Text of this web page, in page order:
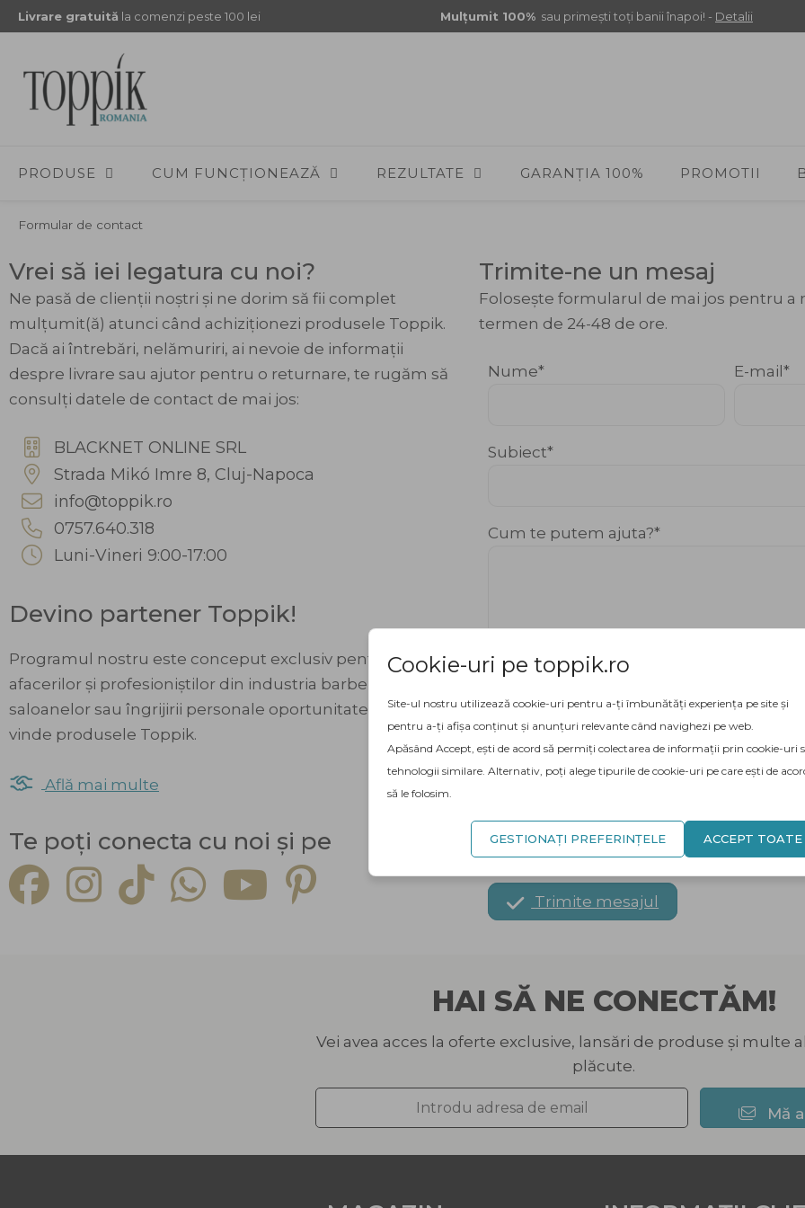
Sari
la
Livrare gratuită la comenzi peste 100 lei Mulţumit 100% sau primeşti toţi banii înapoi! - Detalii
PRODUSE CUM FUNCȚIONEAZĂ REZULTATE GARANȚIA 100% PROMOTII
Formular de contact
Vrei să iei legatura cu noi?
Ne pasă de clienții noștri și ne dorim să fii complet
mulțumit(ă) atunci când achiziționezi produsele Toppik.
Dacă ai întrebări, nelămuriri, ai nevoie de informații
despre livrare sau ajutor pentru o returnare, te rugăm să
consulți datele de contact de mai jos:
BLACKNET ONLINE SRL
Strada Mikó Imre 8, Cluj-Napoca
info@toppik.ro
0757.640.318
Luni-Vineri 9:00-17:00
Devino partener Toppik!
Programul nostru este conceput exclusiv pentru a oferi
afacerilor și profesioniștilor din industria barbershop,
saloanelor sau îngrijirii personale oportunitatea de a
vinde produsele Toppik.
Află mai multe
Te poți conecta cu noi și pe
FacebookInstagram
TikTok YoutubePinterest
Trimite-ne un mesaj
Folosește formularul de mai jos pentru
termen de 24-48 de ore.
Nume E-mail
Subiect
Cum te putem ajuta?
Trimite mesajul
HAI SĂ NE CONECTĂM!
Vei avea acces la oferte exclusive, lansări de produse și multe
plăcute.
Mă
Cookie-uri pe toppik.ro
Site-ul nostru utilizează cookie-uri pentru a-ți îmbunătăți experiența pe site și
pentru a-ți afișa conținut și anunțuri relevante când navighezi pe web.
Apăsând Accept, ești de acord să permiți colectarea de informații prin cookie-uri
tehnologii similare. Alternativ, poți alege tipurile de cookie-uri pe care ești de
să le folosim.
GESTIONAȚI PREFERINȚELE ACCEPT TOATE